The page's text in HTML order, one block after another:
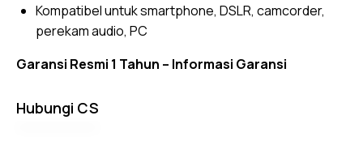
Kompatibel untuk smartphone, DSLR, camcorder,
perekam audio, PC
Garansi Resmi 1 Tahun – Informasi Garansi
Hubungi CS